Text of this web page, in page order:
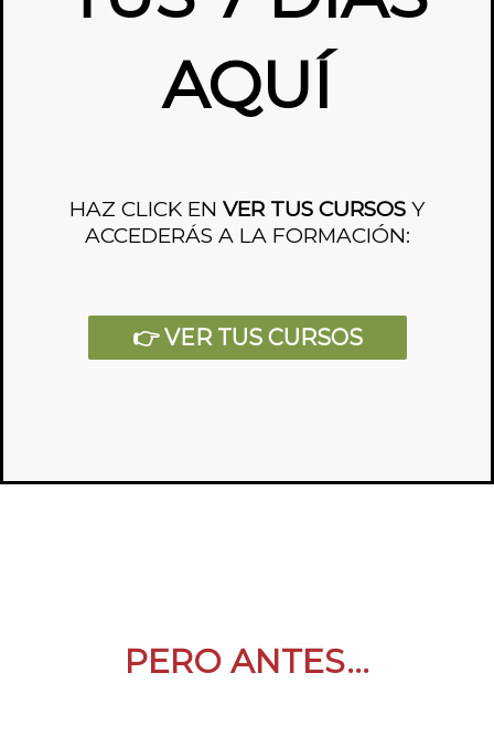
AQUÍ
HAZ CLICK EN VER TUS CURSOS Y
ACCEDERÁS A LA FORMACIÓN:
👉 VER TUS CURSOS
PERO ANTES...